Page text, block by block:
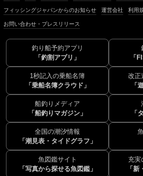
フィッシングジャパンからのお知らせ 運営会社 利用
お問い合わせ・プレスリリース
釣り船予約アプリ
「釣割アプリ」
「
1秒記入の乗船名簿
「乗船名簿クラウド」
改正
「
船釣りメディア
「船釣りマガジン」
「
全国の潮汐情報
「潮見表・タイドグラフ」
魚図鑑サイト
「写真から探せる魚図鑑」
充実
「新